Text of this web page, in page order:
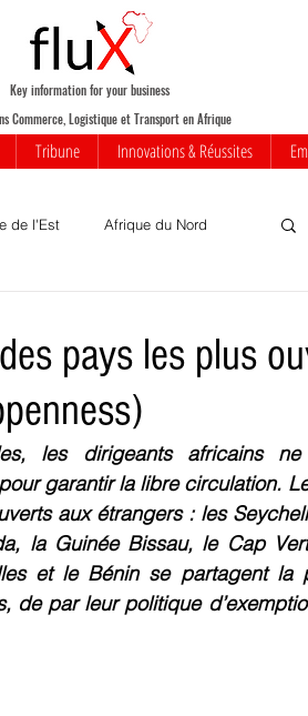
Commerce, Logistique et Transport en Afrique
Tribune Innovations & Réussites
Key information for your business
de l'Est Afrique du Nord
Transports
Réussites Infrastructures
International Energie et Mines
pays les plus
les dirigeants africains
garantir la libre circulation.
aux étrangers : les
la Guinée Bissau, le Cap
et le Bénin se partagent la
de par leur politique